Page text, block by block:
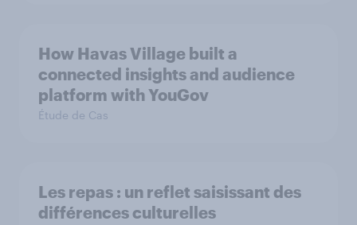
How Havas Village built a
connected insights and audience
platform with YouGov
Étude de Cas
Les repas : un reflet saisissant des
différences culturelles